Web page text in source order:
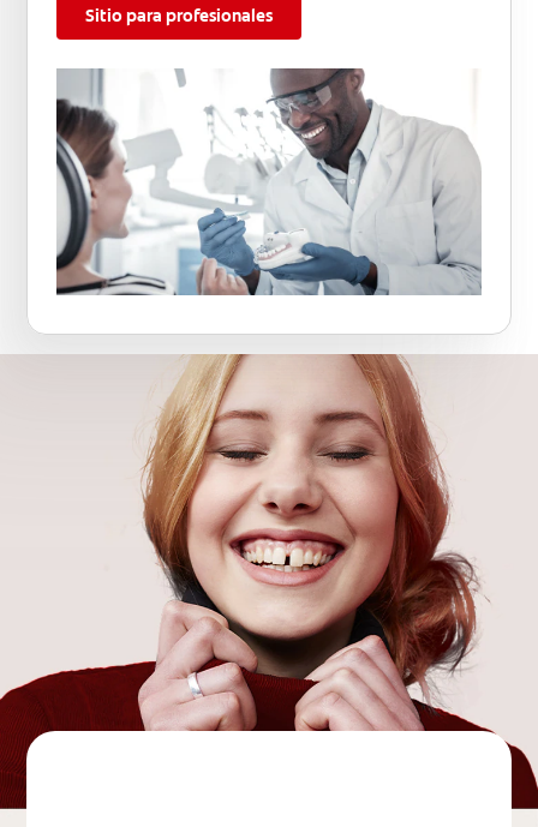
Sitio para profesionales